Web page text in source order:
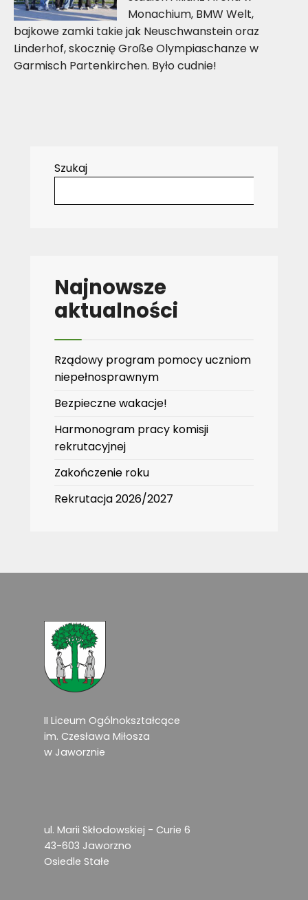
Monachium, BMW Welt,
bajkowe zamki takie jak Neuschwanstein oraz
Linderhof, skocznię Große Olympiaschanze w
Garmisch Partenkirchen. Było cudnie!
Szukaj
Najnowsze
aktualności
Rządowy program pomocy uczniom
niepełnosprawnym
Bezpieczne wakacje!
Harmonogram pracy komisji
rekrutacyjnej
Zakończenie roku
Rekrutacja 2026/2027
II Liceum Ogólnokształcące
im. Czesława Miłosza
w Jaworznie
ul. Marii Skłodowskiej - Curie 6
43-603 Jaworzno
Osiedle Stałe